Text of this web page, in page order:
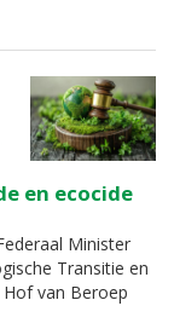
en ecocide
Minister
Transitie en
van Beroep